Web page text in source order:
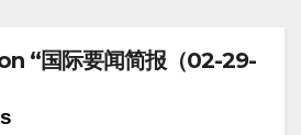
“国际要闻简报（02-29-